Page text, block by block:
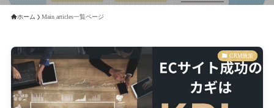
ホーム Main articles一覧ページ
CRM施策